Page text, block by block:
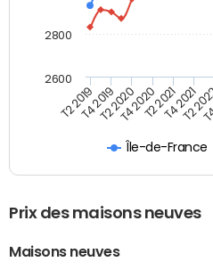
Île-de-France
T2 2019T4 2019T2 2020T4 2020T2 2021T4 2021
T2
2600
2800
Prix des maisons neuves
Maisons neuves